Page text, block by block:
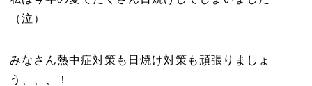
（泣）
みなさん熱中症対策も日焼け対策も頑張りましょ
う、、、！